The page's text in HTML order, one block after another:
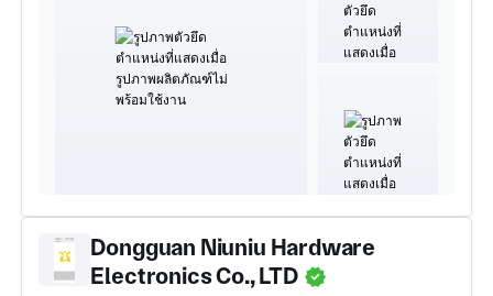
Dongguan Niuniu Hardware
Electronics Co., LTD